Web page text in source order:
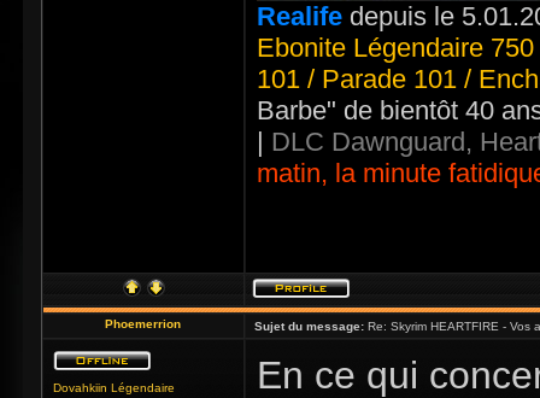
Realife depuis le
Ebonite Légendaire
101 / Parade 101 /
Barbe" de bientôt 40
| DLC Dawnguard,
matin, la minute
Phoemerrion Sujet du message: Re: Skyrim HEARTFIRE - Vos
Dovahkiin Légendaire
En ce qui